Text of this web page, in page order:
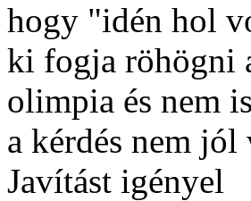
hogy "idén hol
ki fogja röhögni
olimpia és nem
a kérdés nem
Javítást igényel